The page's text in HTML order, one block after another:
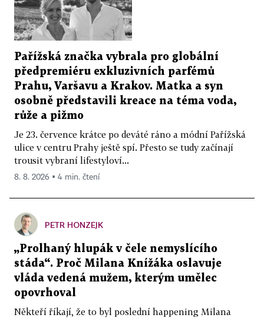
Pařížská značka vybrala pro globální
předpremiéru exkluzivních parfémů
Prahu, Varšavu a Krakov. Matka a syn
osobně představili kreace na téma voda,
růže a pižmo
Je 23. července krátce po deváté ráno a módní Pařížská
ulice v centru Prahy ještě spí. Přesto se tudy začínají
trousit vybraní lifestyloví...
8. 8. 2026 ▪ 4 min. čtení
PETR HONZEJK
„Prolhaný hlupák v čele nemyslícího
stáda“. Proč Milana Knížáka oslavuje
vláda vedená mužem, kterým umělec
opovrhoval
Někteří říkají, že to byl poslední happening Milana